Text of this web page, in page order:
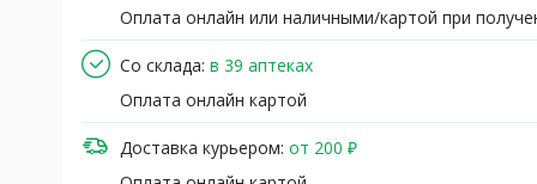
Оплата онлайн или наличными/картой при
Со склада: в 39 аптеках
Оплата онлайн картой
Доставка курьером: от 200 ₽